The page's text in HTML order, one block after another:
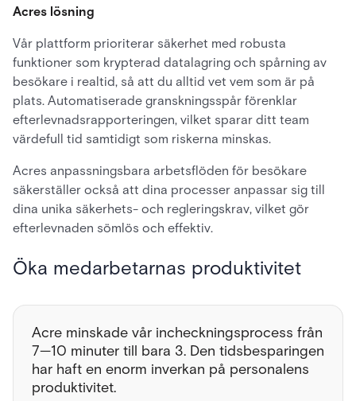
Acres lösning
Vår plattform prioriterar säkerhet med robusta
funktioner som krypterad datalagring och spårning av
besökare i realtid, så att du alltid vet vem som är på
plats. Automatiserade granskningsspår förenklar
efterlevnadsrapporteringen, vilket sparar ditt team
värdefull tid samtidigt som riskerna minskas.
Acres anpassningsbara arbetsflöden för besökare
säkerställer också att dina processer anpassar sig till
dina unika säkerhets- och regleringskrav, vilket gör
efterlevnaden sömlös och effektiv.
Öka medarbetarnas produktivitet
Acre minskade vår incheckningsprocess från
7—10 minuter till bara 3. Den tidsbesparingen
har haft en enorm inverkan på personalens
produktivitet.